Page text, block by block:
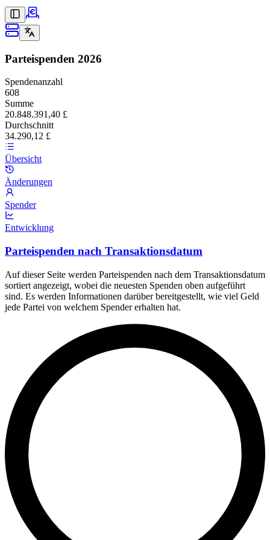
Parteispenden 2026
Spendenanzahl
608
Summe
20.848.391,40 £
Durchschnitt
34.290,12 £
Übersicht
Änderungen
Spender
Entwicklung
Parteispenden nach Transaktionsdatum
Auf dieser Seite werden Parteispenden nach dem Transaktionsdatum
sortiert angezeigt, wobei die neuesten Spenden oben aufgeführt
sind. Es werden Informationen darüber bereitgestellt, wie viel Geld
jede Partei von welchem Spender erhalten hat.